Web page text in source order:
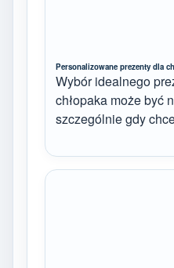
Personalizowane prezenty dla
Wybór idealnego
chłopaka może być
szczególnie gdy